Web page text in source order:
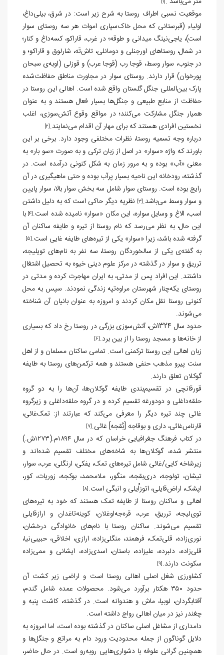
[1]
موقعیت نسبی اطراف روستا به شرح زیر است: در شرق، بیلی‌داغ،
اولیاء (قبرستانی که محل خاک‌سپاری اموات هر سه روستای سوار
است)، یاجی‌نینگ میدانی و طوقه؛ در غرب، قاراکو، کسه‌داغ و کنار؛
در شمال، روستاهای اورجنلی و دومانلی، تاش‌تَه، شارلوق و قاراکو؛ و
در جنوب، سوار وسط، قوجا رب (قوجا عرب) و قوزلی (اوبه‌ی سبحان
پورخوان) قرار دارند. روستای سوار در مجاورت مناطق حفاظت‌شده
پارک بین‌المللی جنگل گلستان واقع شده است. اهالی این روستا در
حفاظت از منابع طبیعی و جنگل‌ها بسیار فعال هستند و به عنوان
همیار جنگل مشارکت می‌کنند؛ در مواقع وقوع آتش‌سوزی، اغلب
نخستین افرادی هستند که برای مهار آن اقدام می‌نمایند.[2]
درباره وجه تسمیه روستا، نظرات مختلفی وجود دارد. برخی بر این
باورند که واژه «سوار» در اصل از زبان ترکی و به صورت «سو بار» به
معنی «آب» بوده و به مرور زمان به شکل کنونی درآمده است. در
گذشته، رودخانه این ناحیه بسیار پرآب بوده و حتی ماهیگیری در آن
رایج بوده است. روستای سوار شامل سه بخش سوار بالا، سوار پایین
و سوار وسط می‌باشد.[3]
نظریه دیگر حاکی است که به دلیل داشتن
اسب، الاغ و وسایل سواره، این مکان «سوار» نامیده شده است.[4]
با
این حال، به نظر می‌رسد که نام روستا از تیره و طایفه ساکنان آن
گرفته شده باشد، زیرا «سوار» یکی از تیره‌های طایفه غایی است.[5]
به گفته‌ی یکی از سالخوردگان روستا، سه نفر به نام‌های تویلیجه،
ترریق و سوار در گذشته در مرکز علوم دینی خیوه به تحصیل اشتغال
داشتند. این افراد پس از مدتی، به ایران مهاجرت کرده و مدتی در
روستای یکه‌چنار شهرستان مراوه‌تپه زندگی نمودند. سپس به محل
کنونی روستا نقل مکان کردند و امروزه به عنوان بانیان آن شناخته
می‌شوند.
حدود سال 1324ش، آتش‌سوزی بزرگی در روستا رخ داد که بسیاری
از خانه‌ها و مسجد روستا را از بین برد.[6]
زبان اهالی این روستا ترکمنی است. تمامی ساکنان مسلمان و از اهل
سنت پیرو مذهب حنفی هستند و همه ترکمن‌های روستا به طایفه
گوکلان تعلق دارند.
قورقانچی در تقسیم‌بندی طایفه گوکلان‌ها، آن‌ها را به دو گروه
حلقه‌داغلی و دودورغه تقسیم کرده و در گروه حلقه‌داغلی و زیرگروه
غائی چند تیره دیگر را معرفی می‌کند که عبارتند از: تمک‌غائی،
قارناس‌غائی، داری و بوقاجه [بُقجه] غائی.[7]
در کتاب فرهنگ جغرافیایی خراسان که در سال ۱۸۹۴م.(۱۲۷۳ش.)
منتشر شده، گوکلان‌ها به شاخه‌های مختلف تقسیم شده‌اند و
زیرشاخه کایی/غائی شامل تیره‌های تمک، یفکی، ارنگلی، عرب، سوار،
تیشان، تولوجه، دری‌بقجه، منگور، ملامحمد، بوکجه، زوریات، کور،
اپشک، اراض‌قایلی، اتوزاُیلی و انبگی است.[8]
اهالی و ساکنان روستا از طایفه تمک هستند که خود به تیره‌های
توی‌لیجه، ترریق، عرب، قره‌جه‌اوغلان، کوینه‌تاغدان و ارازقایلی
تقسیم می‌شوند. ساکنان روستا با نام‌های خانوادگی درخشان،
نوری‌زاده، قلی‌تمک، فرهمند، منگلی‌زاده، ارازی، اخلاقی، حبیبی‌نیا،
قلی‌زاده، دلبرده، علیزاده، باستان، اسدی‌زاده، ایشانی و ممی‌زاده
سکونت دارند.[9]
کشاورزی شغل اصلی اهالی روستا است و اراضی زیر کشت آن
حدود ۳۵۰ هکتار برآورد می‌شود. محصولات عمده شامل گندم،
آفتابگردان، لوبیا، ماش و هندوانه است. در گذشته، کاشت پنبه و
چغندر نیز در میان اهالی رواج داشته است.
دامداری از مشاغل اصلی ساکنان در گذشته بوده است، اما امروزه به
دلایل گوناگون از جمله محدودیت ورود دام به مراتع و جنگل‌ها و
همچنین گرانی علوفه با دشواری‌هایی روبه‌رو است. در حال حاضر،